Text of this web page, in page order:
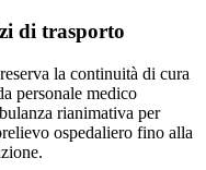
di trasporto
la continuità di cura
personale medico
rianimativa per
ospedaliero fino alla